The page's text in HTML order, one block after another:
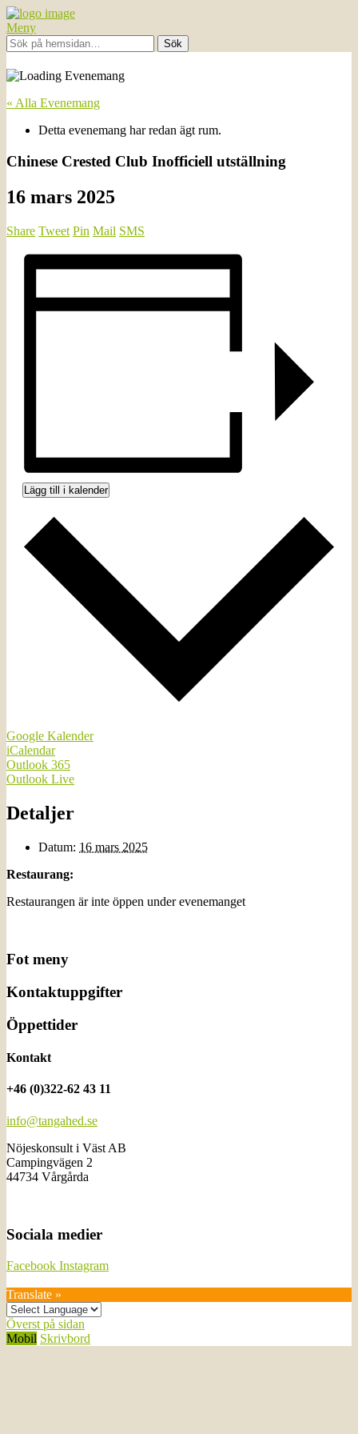
Meny
« Alla Evenemang
Detta evenemang har redan ägt rum.
Chinese Crested Club Inofficiell utställning
16 mars 2025
Share Tweet Pin Mail SMS
Lägg till i kalender
Google Kalender
iCalendar
Outlook 365
Outlook Live
Detaljer
Datum: 16 mars 2025
Restaurang:
Restaurangen är inte öppen under evenemanget
Fot meny
Kontaktuppgifter
Öppettider
Kontakt
+46 (0)322-62 43 11
info@tangahed.se
Nöjeskonsult i Väst AB
Campingvägen 2
44734 Vårgårda
Sociala medier
Facebook Instagram
Translate »
Överst på sidan
Mobil Skrivbord